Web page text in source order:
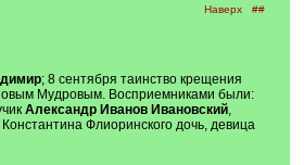
Наверх ##
; 8 сентября таинство крещения
Мудровым. Восприемниками были:
Александр Иванов Ивановский,
Флиоринского дочь, девица